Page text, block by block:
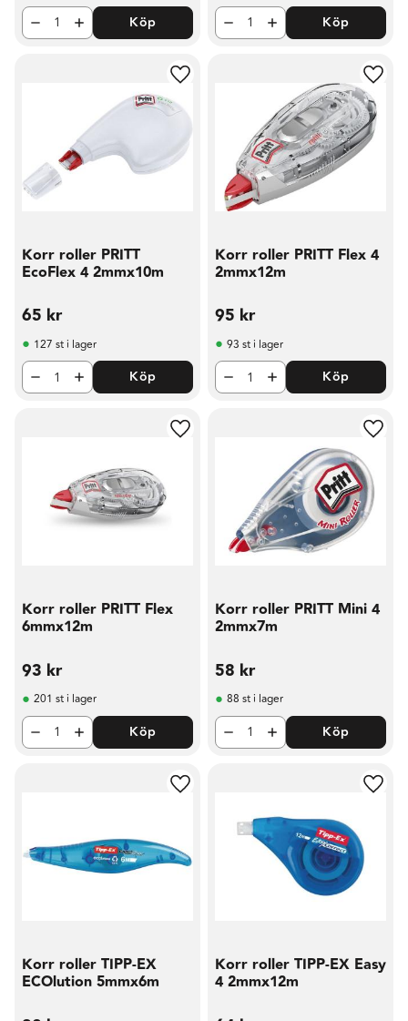
Köp Köp
Korr roller PRITT
EcoFlex 4 2mmx10m
65 kr
Lägg till i favoriter
127 st i lager
Köp
Korr roller PRITT Flex 4
2mmx12m
95 kr
93 st i lager
Köp
Korr roller PRITT Flex
6mmx12m
93 kr
Lägg till i favoriter
201 st i lager
Köp
Korr roller PRITT Mini 4
2mmx7m
58 kr
88 st i lager
Köp
Korr roller TIPP-EX
ECOlution 5mmx6m
Lägg till i favoriter
Korr roller TIPP-EX Easy
4 2mmx12m